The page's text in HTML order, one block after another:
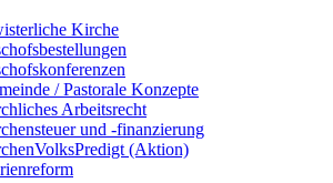
Kirche
/ Pastorale Konzepte
Arbeitsrecht
und -finanzierung
(Aktion)